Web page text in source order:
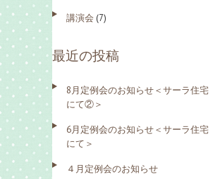
講演会 (7)
最近の投稿
8月定例会のお知らせ＜サーラ住
にて②＞
6月定例会のお知らせ＜サーラ住
にて＞
４月定例会のお知らせ